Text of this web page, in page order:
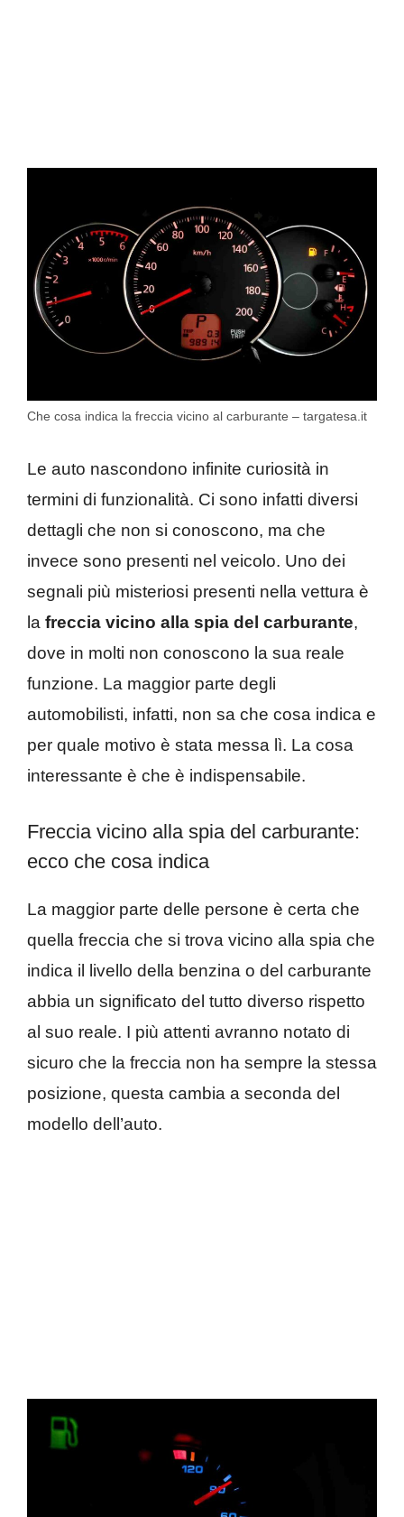
Che cosa indica la freccia vicino al carburante – targatesa.it
Le auto nascondono infinite curiosità in
termini di funzionalità. Ci sono infatti diversi
dettagli che non si conoscono, ma che
invece sono presenti nel veicolo. Uno dei
segnali più misteriosi presenti nella vettura è
la freccia vicino alla spia del carburante,
dove in molti non conoscono la sua reale
funzione. La maggior parte degli
automobilisti, infatti, non sa che cosa indica e
per quale motivo è stata messa lì. La cosa
interessante è che è indispensabile.
Freccia vicino alla spia del carburante:
ecco che cosa indica
La maggior parte delle persone è certa che
quella freccia che si trova vicino alla spia che
indica il livello della benzina o del carburante
abbia un significato del tutto diverso rispetto
al suo reale. I più attenti avranno notato di
sicuro che la freccia non ha sempre la stessa
posizione, questa cambia a seconda del
modello dell’auto.